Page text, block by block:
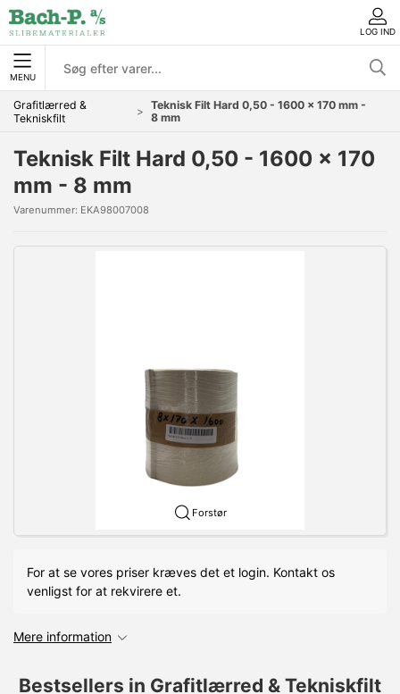
LOG IND
MENU
Grafitlærred &
Tekniskfilt
Teknisk Filt Hard 0,50 - 1600 x 170 mm -
8 mm
Teknisk Filt Hard 0,50 - 1600 x 170
mm - 8 mm
Varenummer: EKA98007008
Forstør
For at se vores priser kræves det et login. Kontakt os
venligst for at rekvirere et.
Mere information
Bestsellers in Grafitlærred & Tekniskfilt